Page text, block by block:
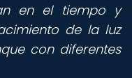
en el tiempo y
de la luz
con diferentes